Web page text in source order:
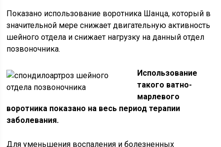
Показано использование воротника Шанца, который в
значительной мере снижает двигательную активность
шейного отдела и снижает нагрузку на данный отдел
позвоночника.
Использование
такого ватно-
марлевого
воротника показано на весь период терапии
заболевания.
Для уменьшения воспаления и болезненных